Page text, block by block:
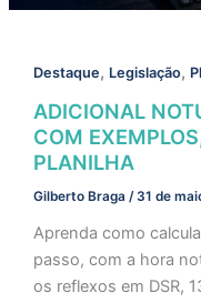
Destaque, Legislação,
ADICIONAL
COM
PLANILHA
Gilberto Braga / 31 de
Aprenda como
passo, com a hora
os reflexos em DSR,